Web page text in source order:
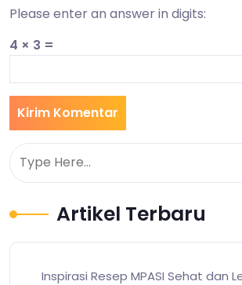
Please enter an answer in digits:
4 × 3 =
Artikel Terbaru
Inspirasi Resep MPASI Sehat dan